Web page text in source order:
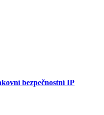
bezpečnostní IP